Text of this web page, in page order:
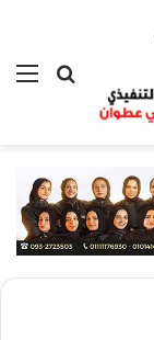
بحث عن